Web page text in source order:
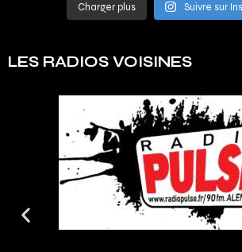
Charger plus Suivre sur
LES RADIOS VOISINES